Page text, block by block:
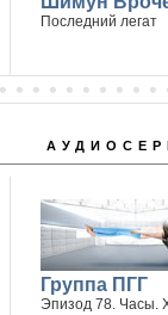
Последний легат
Группа ПГГ
Эпизод 78. Часы.